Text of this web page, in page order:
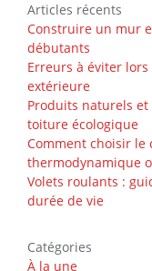
Articles récents
Construire un mur
débutants
Erreurs à éviter lors
extérieure
Produits naturels
toiture écologique
Comment choisir le
thermodynamique
Volets roulants :
durée de vie
Catégories
À la une